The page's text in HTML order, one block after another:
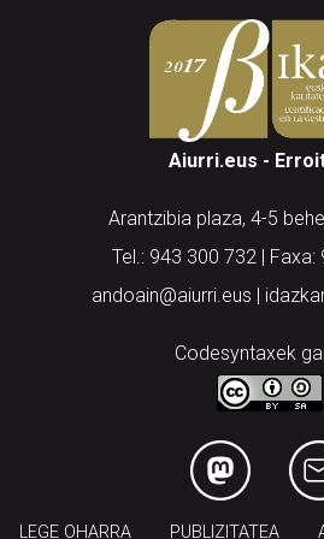
Aiurri.eus -
Arantzibia plaza, 4-5
Tel.: 943 300 732 | Faxa:
andoain@aiurri.eus |
Codesyntaxek
LEGE OHARRA PUBLIZITATEA